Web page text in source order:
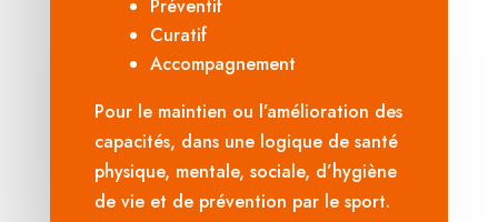
Préventif
Curatif
Accompagnement
Pour le maintien ou l’amélioration des
capacités, dans une logique de santé
physique, mentale, sociale, d’hygiène
de vie et de prévention par le sport.